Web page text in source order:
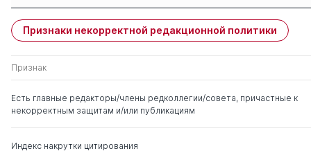
Айларова Светлана
Ахсарбековна
д. ист.н. 0 5
Хаджимурзаевич
Алексеевич
Признаки некорректной редакционной политики
Признак
Есть главные редакторы/члены редколлегии/совета, причастные к
некорректным защитам и/или публикациям
Индекс накрутки цитирования